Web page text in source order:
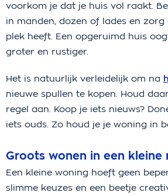
voorkom je dat je huis vol raakt.
in manden, dozen of lades en
plek heeft. Een opgeruimd huis
groter en rustiger.
Het is natuurlijk verleidelijk om na
nieuwe spullen te kopen. Houd
regel aan. Koop je iets nieuws?
iets ouds. Zo houd je je woning in
Groots wonen in een kleine
Een kleine woning hoeft geen
slimme keuzes en een beetje